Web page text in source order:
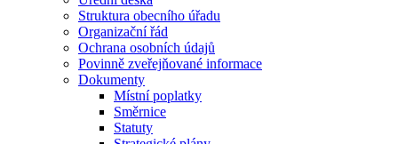
Struktura obecního úřadu
Organizační řád
Ochrana osobních údajů
Povinně zveřejňované informace
Dokumenty
Místní poplatky
Směrnice
Statuty